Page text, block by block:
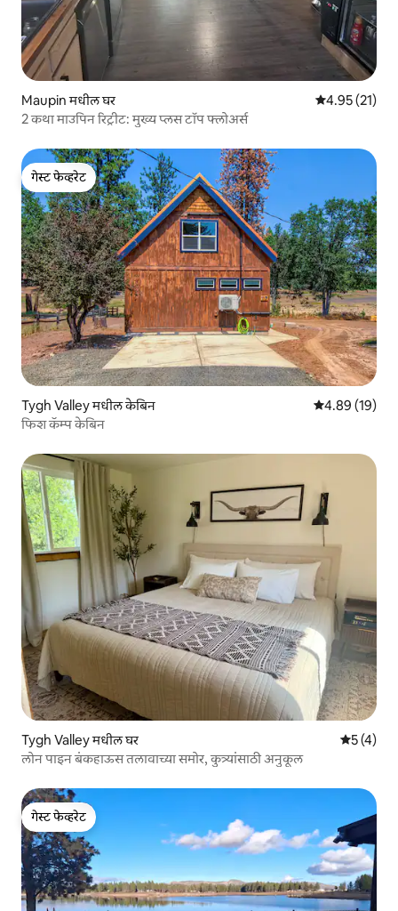
Maupin मधील घर 5 पैकी 4.95
4.95 (21)
2 कथा माउपिन रिट्रीट: मुख्य प्लस टॉप फ्लोअर्स
गेस्ट फेव्हरेट
गेस्ट फेव्हरेट
Tygh Valley मधील केबिन 5 पैकी 4.89
4.89 (19)
फिश कॅम्प केबिन
Tygh Valley मधील घर 5 पैकी 5
5 (4)
लोन पाइन बंकहाऊस तलावाच्या समोर, कुत्र्यांसाठी अनुकूल
गेस्ट फेव्हरेट
गेस्ट फेव्हरेट